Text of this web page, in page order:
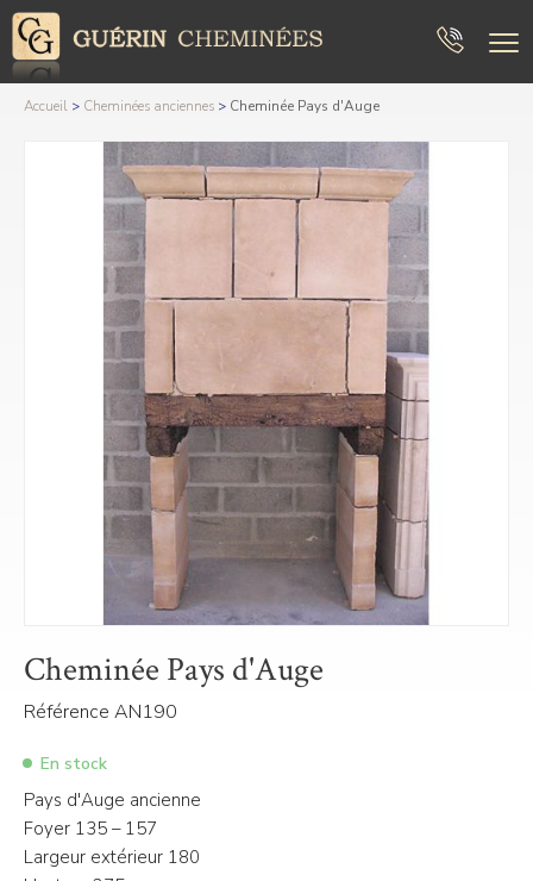
Accueil > Cheminées anciennes > Cheminée Pays d'Auge
Cheminée Pays d'Auge
Référence AN190
En stock
Pays d'Auge ancienne
Foyer 135 – 157
Largeur extérieur 180